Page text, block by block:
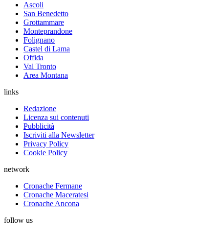
Ascoli
San Benedetto
Grottammare
Monteprandone
Folignano
Castel di Lama
Offida
Val Tronto
Area Montana
links
Redazione
Licenza sui contenuti
Pubblicità
Iscriviti alla Newsletter
Privacy Policy
Cookie Policy
network
Cronache Fermane
Cronache Maceratesi
Cronache Ancona
follow us